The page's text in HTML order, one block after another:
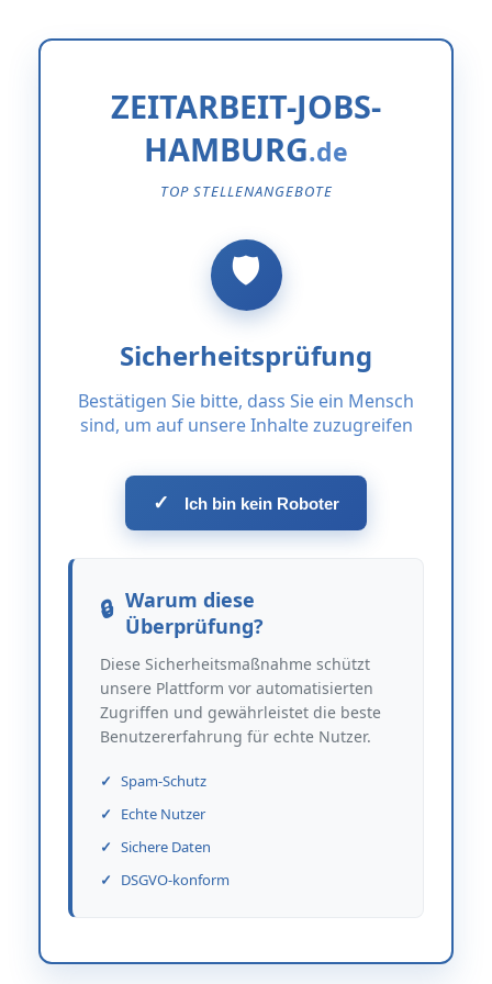
ZEITARBEIT-JOBS-
HAMBURG
TOP STELLENANGEBOTE
Sicherheitsprüfung
Bestätigen Sie bitte, dass Sie ein Mensch
sind, um auf unsere Inhalte zuzugreifen
✓ Ich bin kein Roboter
Warum diese
Überprüfung?
Diese Sicherheitsmaßnahme schützt
unsere Plattform vor automatisierten
Zugriffen und gewährleistet die beste
Benutzererfahrung für echte Nutzer.
Spam-Schutz
Echte Nutzer
Sichere Daten
DSGVO-konform